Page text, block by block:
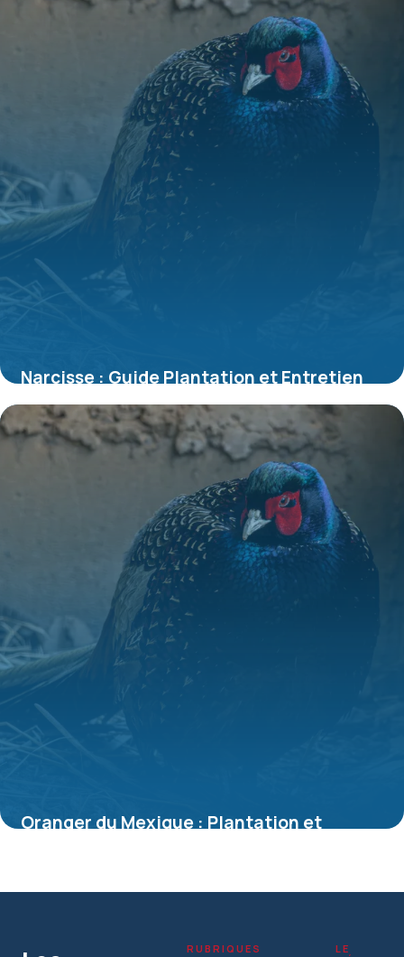
Narcisse : Guide Plantation et Entretien
Complet
5 juillet 2026
Oranger du Mexique : Plantation et
RUBRIQUES
LE